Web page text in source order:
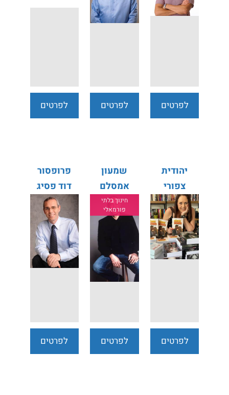
לפרטים
לפרטים
לפרטים
יהודית
צפורי
לפרטים
שמעון
אמסלם
חינוך בלתי
פורמאלי
לפרטים
פרופסור
דוד פסיג
לפרטים